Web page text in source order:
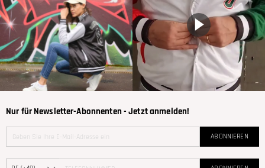
Nur für Newsletter-Abonnenten - Jetzt anmelden!
ABONNIEREN